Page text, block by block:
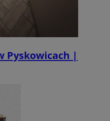
Pyskowicach |